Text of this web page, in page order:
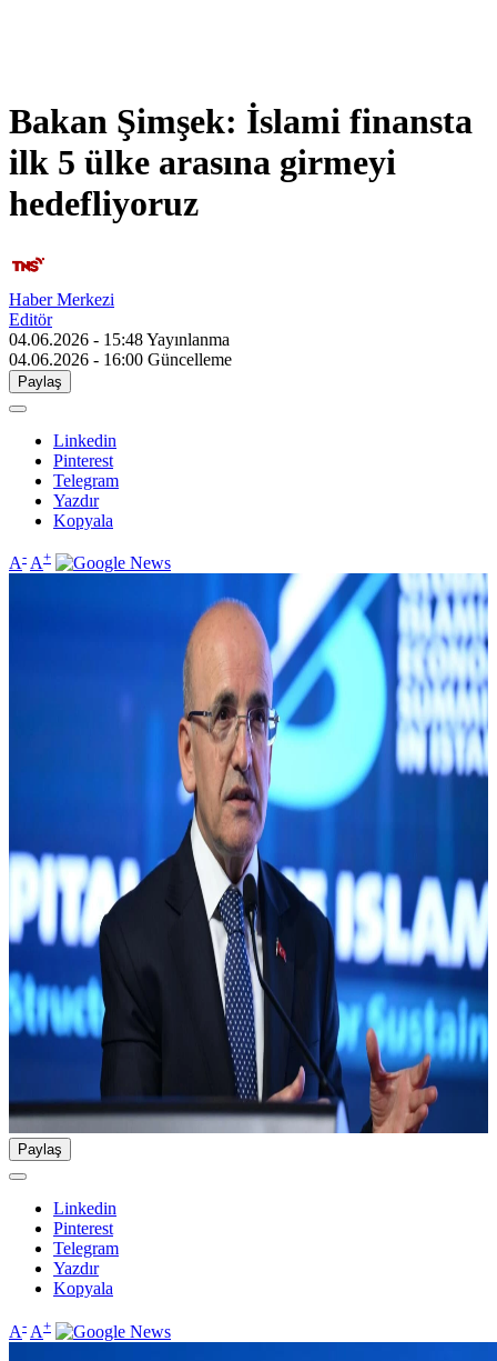
Bakan Şimşek: İslami finansta
ilk 5 ülke arasına girmeyi
hedefliyoruz
Haber Merkezi
Editör
04.06.2026 - 15:48Yayınlanma
04.06.2026 - 16:00 Güncelleme
Paylaş
Linkedin
Pinterest
Telegram
Yazdır
Kopyala
A- A+
Paylaş
Linkedin
Pinterest
Telegram
Yazdır
Kopyala
A- A+